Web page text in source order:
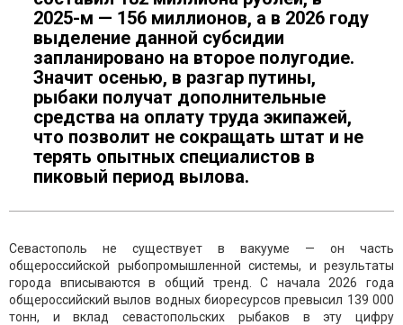
2025-м — 156 миллионов, а в 2026 году
выделение данной субсидии
запланировано на второе полугодие.
Значит осенью, в разгар путины,
рыбаки получат дополнительные
средства на оплату труда экипажей,
что позволит не сокращать штат и не
терять опытных специалистов в
пиковый период вылова.
Севастополь не существует в вакууме — он часть
общероссийской рыбопромышленной системы, и результаты
города вписываются в общий тренд. С начала 2026 года
общероссийский вылов водных биоресурсов превысил 139 000
тонн, и вклад севастопольских рыбаков в эту цифру